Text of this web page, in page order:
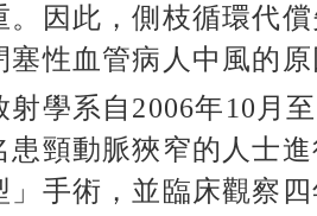
。因此，側枝循環代
塞性血管病人中風的
射學系自2006年10月
患頸動脈狹窄的人士
」手術，並臨床觀察